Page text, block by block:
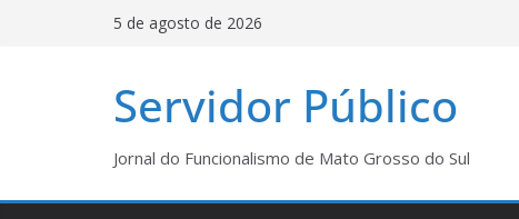
5 de agosto de 2026
Servidor Público
Jornal do Funcionalismo de Mato Grosso do Sul